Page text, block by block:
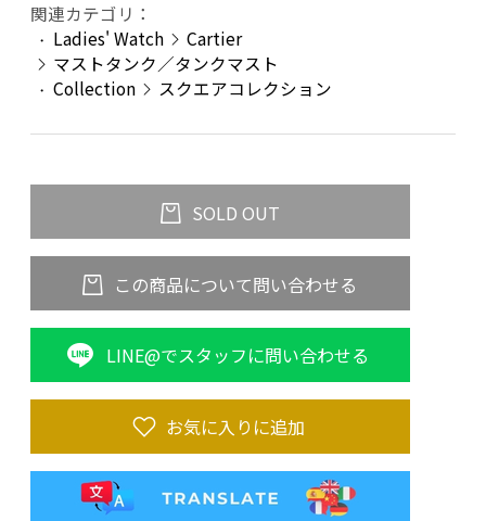
関連カテゴリ：
Ladies' Watch
Cartier
マストタンク／タンクマスト
Collection
スクエアコレクション
SOLD OUT
この商品について問い合わせる
LINE@でスタッフに問い合わせる
お気に入りに追加